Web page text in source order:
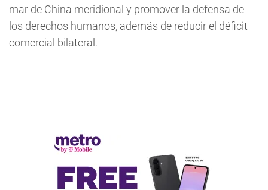
mar de China meridional y promover la defensa de
los derechos humanos, además de reducir el déficit
comercial bilateral.